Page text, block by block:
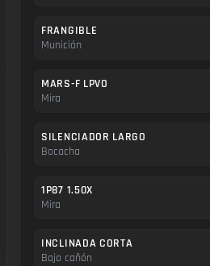
FRANGIBLE
Munición
MARS-F LPVO
Mira
SILENCIADOR LARGO
Bocacha
1P87 1.50X
Mira
INCLINADA CORTA
Bajo cañón